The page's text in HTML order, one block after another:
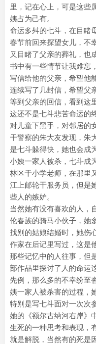
里，记在心上，可是这些
姨占为己有。
命运多舛的七斗，在目睹
春节前回来探望女儿，不
又目睹了父亲的葬礼，也
书中有一些情节让我难忘
写信给他的父亲，希望他
连续写了几封信，希望父
等到父亲的回信，看到这
这还不是七斗悲苦命运的
对儿童下黑手，对邻居的
干警察的朱大友发现，朱
是七斗躲得快，她也会成
小姨一家人被杀，七斗成
林区干小学老师，在那里
江上邮轮干服务员，但是
些人的嫉妒。
当然她有没有喜欢的人，
伦春族的骑马小伙子，她
找别的姑娘结婚时，她伤
作家在后记里写过，这是
那些记忆中的人往事，但
部作品里探讨了人的命运
先例，那么多的不幸纷至
姨一家人被杀害的过程，
特别是写七斗面对一次次
她的《额尔古纳河右岸》
生死的一种思考和表现，
就是解脱，当然有的死是